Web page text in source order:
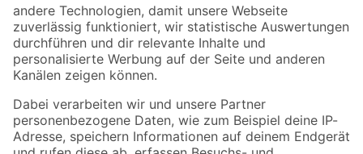
Zur Newsletter Anmeldung
Folge uns
Zahlungsarten Versandarten